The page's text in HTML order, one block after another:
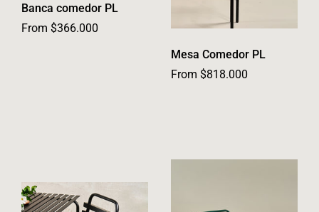
Banca comedor PL
From $366.000
Mesa Comedor PL
From $818.000